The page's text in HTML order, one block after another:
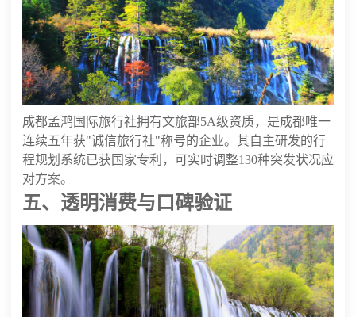
成都孟鸿国际旅行社拥有文旅部5A级资质，是成都唯一
连续五年获"诚信旅行社"称号的企业。其自主研发的行
程规划系统已获国家专利，可实时调整130种突发状况应
对方案。
五、透明消费与口碑验证